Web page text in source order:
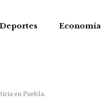
Deportes Economía
en Puebla.